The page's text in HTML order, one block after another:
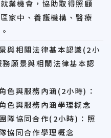
業機會，協助取得照顧
家中、養護機構、醫療
與相關法律基本認識(2小
願景與相關法律基本認
色與服務內涵(2小時)：
色與服務內涵學理概念
隊協同合作(2小時)：照
協同合作學理概念